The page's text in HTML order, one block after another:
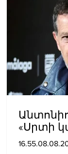
«Սրտի